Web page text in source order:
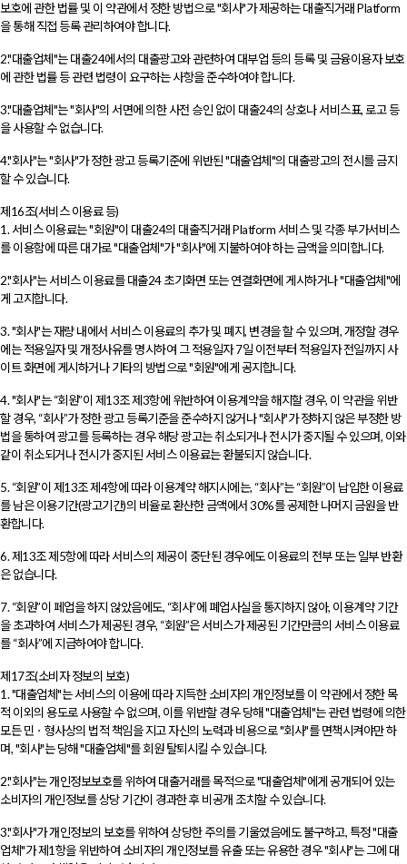
보호에 관한 법률 및 이 약관에서 정한 방법으로 "회사"가 제공하는 대출직거래 Platform
을 통해 직접 등록 관리하여야 합니다.
2."대출업체"는 대출24에서의 대출광고와 관련하여 대부업 등의 등록 및 금융이용자 보호
에 관한 법률 등 관련 법령이 요구하는 사항을 준수하여야 합니다.
3."대출업체"는 "회사"의 서면에 의한 사전 승인 없이 대출24의 상호나 서비스표, 로고 등
을 사용할 수 없습니다.
4."회사"는 "회사"가 정한 광고 등록기준에 위반된 "대출업체"의 대출광고의 전시를 금지
할 수 있습니다.
제16조(서비스 이용료 등)
1. 서비스 이용료는 "회원"이 대출24의 대출직거래 Platform 서비스 및 각종 부가서비스
를 이용함에 따른 대가로 "대출업체"가 "회사"에 지불하여야 하는 금액을 의미합니다.
2."회사"는 서비스 이용료를 대출24 초기화면 또는 연결화면에 게시하거나 "대출업체"에
게 고지합니다.
3. "회사"는 재량 내에서 서비스 이용료의 추가 및 폐지, 변경을 할 수 있으며, 개정할 경우
에는 적용일자 및 개정사유를 명시하여 그 적용일자 7일 이전부터 적용일자 전일까지 사
이트 화면에 게시하거나 기타의 방법으로 "회원"에게 공지합니다.
4. "회사"는 “회원”이 제13조 제3항에 위반하여 이용계약을 해지할 경우, 이 약관을 위반
할 경우, “회사”가 정한 광고 등록기준을 준수하지 않거나 "회사"가 정하지 않은 부정한 방
법을 통하여 광고를 등록하는 경우 해당 광고는 취소되거나 전시가 중지될 수 있으며, 이와
같이 취소되거나 전시가 중지된 서비스 이용료는 환불되지 않습니다.
5. “회원”이 제13조 제4항에 따라 이용계약 해지시에는, “회사”는 “회원”이 납입한 이용료
를 남은 이용기간(광고기간)의 비율로 환산한 금액에서 30%를 공제한 나머지 금원을 반
환합니다.
6. 제13조 제5항에 따라 서비스의 제공이 중단된 경우에도 이용료의 전부 또는 일부 반환
은 없습니다.
7. “회원”이 페업을 하지 않았음에도, “회사”에 폐업사실을 통지하지 않아, 이용계약 기간
을 초과하여 서비스가 제공된 경우, “회원”은 서비스가 제공된 기간만큼의 서비스 이용료
를 “회사”에 지급하여야 합니다.
제17조(소비자 정보의 보호)
1. "대출업체"는 서비스의 이용에 따라 지득한 소비자의 개인정보를 이 약관에서 정한 목
적 이외의 용도로 사용할 수 없으며, 이를 위반할 경우 당해 "대출업체"는 관련 법령에 의한
모든 민ㆍ형사상의 법적 책임을 지고 자신의 노력과 비용으로 "회사"를 면책시켜야만 하
며, "회사"는 당해 "대출업체"를 회원 탈퇴시킬 수 있습니다.
2."회사"는 개인정보보호를 위하여 대출거래를 목적으로 "대출업체"에게 공개되어 있는
소비자의 개인정보를 상당 기간이 경과한 후 비공개 조치할 수 있습니다.
3."회사"가 개인정보의 보호를 위하여 상당한 주의를 기울였음에도 불구하고, 특정 "대출
업체"가 제1항을 위반하여 소비자의 개인정보를 유출 또는 유용한 경우 "회사"는 그에 대